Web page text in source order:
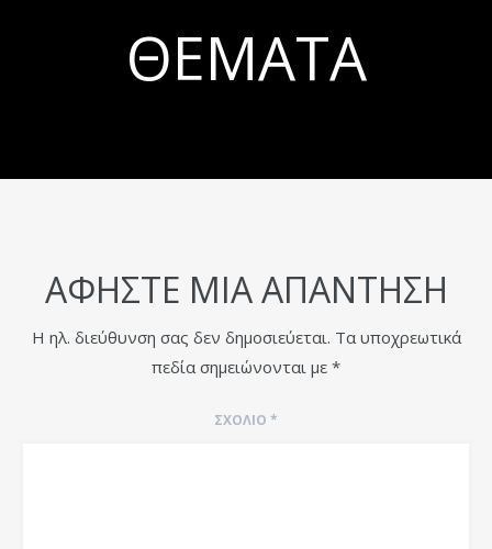
ΘΈΜΑΤΑ
ΑΦΉΣΤΕ ΜΙΑ ΑΠΆΝΤΗΣΗ
Η ηλ. διεύθυνση σας δεν δημοσιεύεται. Τα υποχρεωτικά
πεδία σημειώνονται με *
ΣΧΌΛΙΟ *